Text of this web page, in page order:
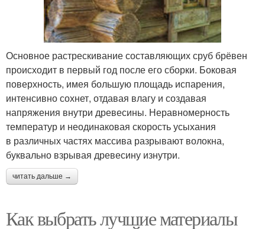
Основное растрескивание составляющих сруб брёвен
происходит в первый год после его сборки. Боковая
поверхность, имея большую площадь испарения,
интенсивно сохнет, отдавая влагу и создавая
напряжения внутри древесины. Неравномерность
температур и неодинаковая скорость усыхания
в различных частях массива разрывают волокна,
буквально взрывая древесину изнутри.
читать дальше →
Как выбрать лучшие материалы